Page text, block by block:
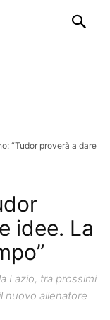
“Tudor proverà a dare
idee. La
Lazio, tra prossimi
nuovo allenatore